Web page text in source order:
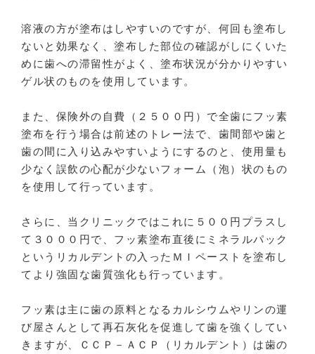
溶液の方が塗布はしやすいのですが、何回も塗布し
ないと効果なく、塗布した部位の確認がしにくいた
めに歯への滞留性がよく、塗布状況が分かりやすい
ゲル状のものを使用しています。
また、保険外の自費（２５００円）で全歯にフッ素
塗布を行う場合は前述のトレー法で、歯間部や歯と
歯の間に入り込みやすいようにするのと、使用量も
少なく誤飲の心配が少ないフォーム（泡）状のもの
を使用して行っています。
さらに、当クリニックではこれに５００円プラスし
て３０００円で、フッ素塗布直後にミネラルパック
というリカルデントの入ったＭＩペーストを塗布し
てより強固な歯質強化も行っています。
フッ素は主に歯の原料となるカルシウムやリンの運
び屋さんとして再石灰化を促進して歯を強くしてい
きますが、ＣＣＰ－ＡＣＰ（リカルデント）は歯の